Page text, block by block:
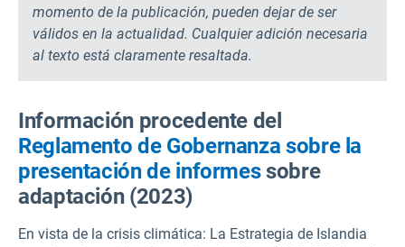
momento de la publicación, pueden dejar de ser
válidos en la actualidad. Cualquier adición necesaria
al texto está claramente resaltada.
Información procedente del
Reglamento de Gobernanza sobre la
presentación de informessobre
adaptación (2023)
En vista de la crisis climática: La Estrategia de Islandia